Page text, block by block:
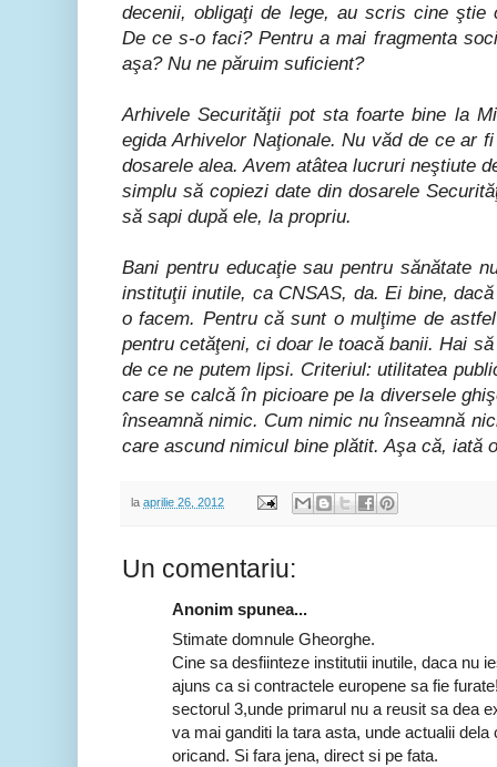
decenii, obligaţi de lege, au scris cine ştie
De ce s-o faci? Pentru a mai fragmenta
aşa? Nu ne păruim suficient?
Arhivele Securităţii pot sta foarte bine la
egida Arhivelor Naţionale. Nu văd de ce ar
dosarele alea. Avem atâtea lucruri neştiute
simplu să copiezi date din dosarele
să sapi după ele, la propriu.
Bani pentru educaţie sau pentru sănătate
instituţii inutile, ca CNSAS, da. Ei bine,
o facem. Pentru că sunt o mulţime de
pentru cetăţeni, ci doar le toacă banii. Hai
de ce ne putem lipsi. Criteriul: utilitatea
care se calcă în picioare pe la diversele
înseamnă nimic. Cum nimic nu înseamnă
care ascund nimicul bine plătit. Aşa că, iată
la aprilie 26, 2012
Un comentariu:
Anonim spunea...
Stimate domnule Gheorghe.
Cine sa desfiinteze institutii inutile, daca nu
ajuns ca si contractele europene sa fie
sectorul 3,unde primarul nu a reusit sa dea
va mai ganditi la tara asta, unde actualii
oricand. Si fara jena, direct si pe fata.